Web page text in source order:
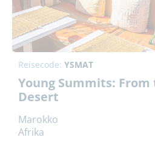
Reisecode: YSMAT
Young Summits:
Desert
Marokko
Afrika